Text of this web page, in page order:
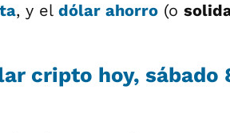
, y el dólar ahorro (o
cripto hoy, sábado